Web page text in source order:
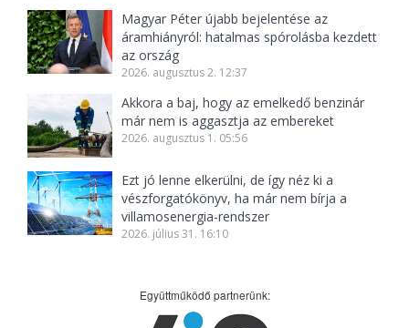
Magyar Péter újabb bejelentése az
áramhiányról: hatalmas spórolásba kezdett
az ország
2026. augusztus 2. 12:37
Akkora a baj, hogy az emelkedő benzinár
már nem is aggasztja az embereket
2026. augusztus 1. 05:56
Ezt jó lenne elkerülni, de így néz ki a
vészforgatókönyv, ha már nem bírja a
villamosenergia-rendszer
2026. július 31. 16:10
Együttműködő partnerünk: